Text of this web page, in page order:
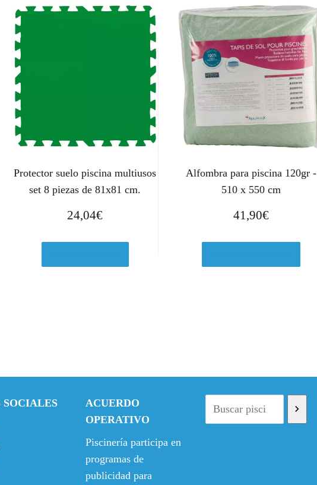
Protector suelo piscina multiusos
set 8 piezas de 81x81 cm.
24,04€
Alfombra para piscina 120gr -
510 x 550 cm
41,90€
SOCIALES
ACUERDO
OPERATIVO
Piscinería participa en
programas de
publicidad para